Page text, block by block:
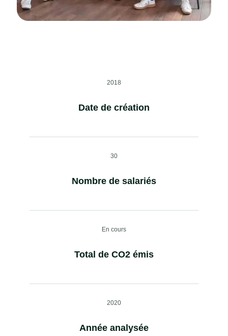
2018
Date de création
30
Nombre de salariés
En cours
Total de CO2 émis
2020
Année analysée